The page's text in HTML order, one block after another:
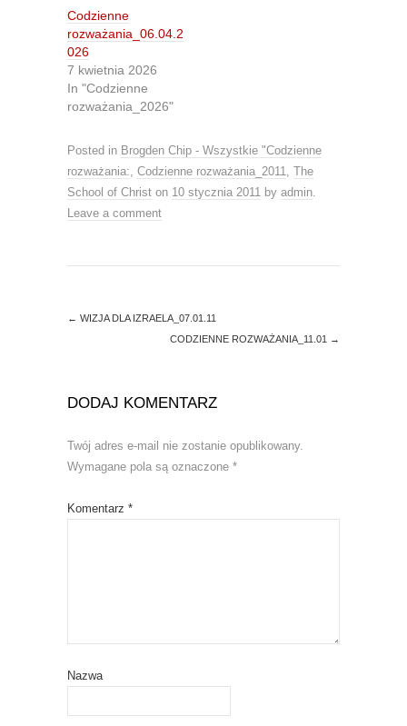
p
e
n
s
n
n
e
w
w
d
w
)
e
n
i
n
n
e
w
n
d
o
w
)
Codzienne
rozważania_06.04.2
026
7 kwietnia 2026
In "Codzienne
rozważania_2026"
Posted in Brogden Chip - Wszystkie "Codzienne
rozważania:, Codzienne rozważania_2011, The
School of Christ on 10 stycznia 2011 by admin.
Leave a comment
← WIZJA DLA IZRAELA_07.01.11
CODZIENNE ROZWAŻANIA_11.01 →
DODAJ KOMENTARZ
Twój adres e-mail nie zostanie opublikowany.
Wymagane pola są oznaczone *
Komentarz *
Nazwa